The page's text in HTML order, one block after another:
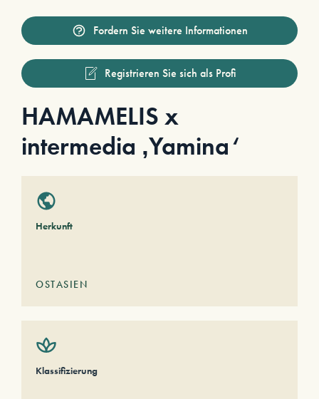
Fordern Sie weitere Informationen
Registrieren Sie sich als Profi
HAMAMELIS x
intermedia ‚Yamina‘
Herkunft
OSTASIEN
Klassifizierung